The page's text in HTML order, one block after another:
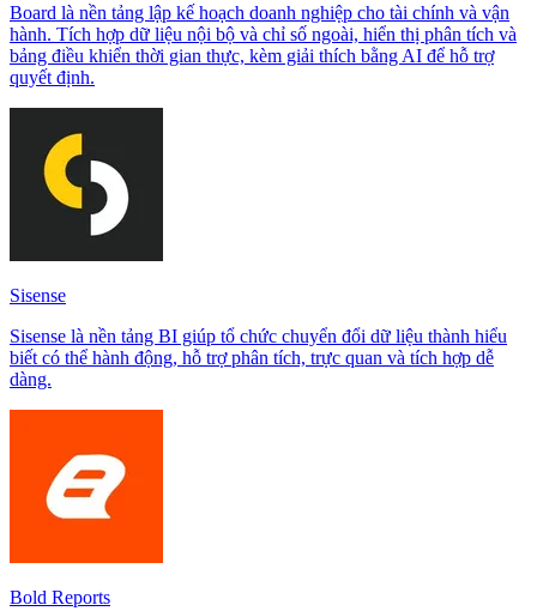
Board là nền tảng lập kế hoạch doanh nghiệp cho tài chính và vận
hành. Tích hợp dữ liệu nội bộ và chỉ số ngoài, hiển thị phân tích và
bảng điều khiển thời gian thực, kèm giải thích bằng AI để hỗ trợ
quyết định.
Sisense
Sisense là nền tảng BI giúp tổ chức chuyển đổi dữ liệu thành hiểu
biết có thể hành động, hỗ trợ phân tích, trực quan và tích hợp dễ
dàng.
Bold Reports